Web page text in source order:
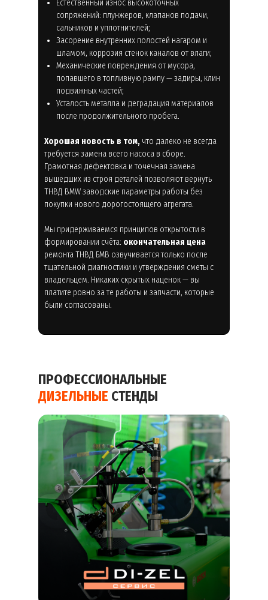
Естественный износ высокоточных
сопряжений: плунжеров, клапанов подачи,
сальников и уплотнителей;
Засорение внутренних полостей нагаром и
шламом, коррозия стенок каналов от влаги;
Механические повреждения от мусора,
попавшего в топливную рампу — задиры, клин
подвижных частей;
Усталость металла и деградация материалов
после продолжительного пробега.
Хорошая новость в том, что далеко не всегда
требуется замена всего насоса в сборе.
Грамотная дефектовка и точечная замена
вышедших из строя деталей позволяют вернуть
ТНВД BMW заводские параметры работы без
покупки нового дорогостоящего агрегата.
Мы придерживаемся принципов открытости в
формировании счёта: окончательная цена
ремонта ТНВД БМВ озвучивается только после
тщательной диагностики и утверждения сметы с
владельцем. Никаких скрытых наценок — вы
платите ровно за те работы и запчасти, которые
были согласованы.
ПРОФЕССИОНАЛЬНЫЕ
ДИЗЕЛЬНЫЕ СТЕНДЫ